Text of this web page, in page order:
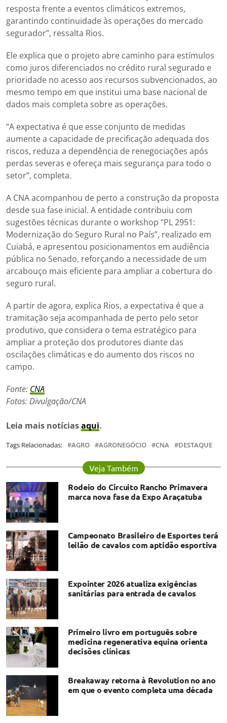
resposta frente a eventos climáticos extremos,
garantindo continuidade às operações do mercado
segurador”, ressalta Rios.
Ele explica que o projeto abre caminho para estímulos
como juros diferenciados no crédito rural segurado e
prioridade no acesso aos recursos subvencionados, ao
mesmo tempo em que institui uma base nacional de
dados mais completa sobre as operações.
“A expectativa é que esse conjunto de medidas
aumente a capacidade de precificação adequada dos
riscos, reduza a dependência de renegociações após
perdas severas e ofereça mais segurança para todo o
setor”, completa.
A CNA acompanhou de perto a construção da proposta
desde sua fase inicial. A entidade contribuiu com
sugestões técnicas durante o workshop “PL 2951:
Modernização do Seguro Rural no País”, realizado em
Cuiabá, e apresentou posicionamentos em audiência
pública no Senado, reforçando a necessidade de um
arcabouço mais eficiente para ampliar a cobertura do
seguro rural.
A partir de agora, explica Rios, a expectativa é que a
tramitação seja acompanhada de perto pelo setor
produtivo, que considera o tema estratégico para
ampliar a proteção dos produtores diante das
oscilações climáticas e do aumento dos riscos no
campo.
Fonte: CNA
Fotos: Divulgação/CNA
Leia mais notíciasaqui.
Tags Relacionadas: AGRO AGRONEGÓCIO CNA DESTAQUE
Veja Também
Rodeio do Circuito Rancho Primavera
marca nova fase da Expo Araçatuba
Campeonato Brasileiro de Esportes terá
leilão de cavalos com aptidão esportiva
Expointer 2026 atualiza exigências
sanitárias para entrada de cavalos
Primeiro livro em português sobre
medicina regenerativa equina orienta
decisões clínicas
Breakaway retorna à Revolution no ano
em que o evento completa uma década